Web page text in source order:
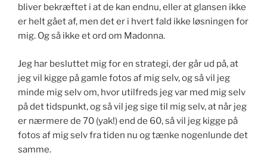
bliver bekræftet i at de kan endnu, eller at glansen ikke
er helt gået af, men det er i hvert fald ikke løsningen for
mig. Og så ikke et ord om Madonna.
Jeg har besluttet mig for en strategi, der går ud på, at
jeg vil kigge på gamle fotos af mig selv, og så vil jeg
minde mig selv om, hvor utilfreds jeg var med mig selv
på det tidspunkt, og så vil jeg sige til mig selv, at når jeg
er nærmere de 70 (yak!) end de 60, så vil jeg kigge på
fotos af mig selv fra tiden nu og tænke nogenlunde det
samme.